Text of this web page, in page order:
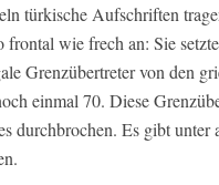
türkische Aufschriften
frontal wie frech an: Sie
Grenzübertreter von den
einmal 70. Diese
durchbrochen. Es gibt unter